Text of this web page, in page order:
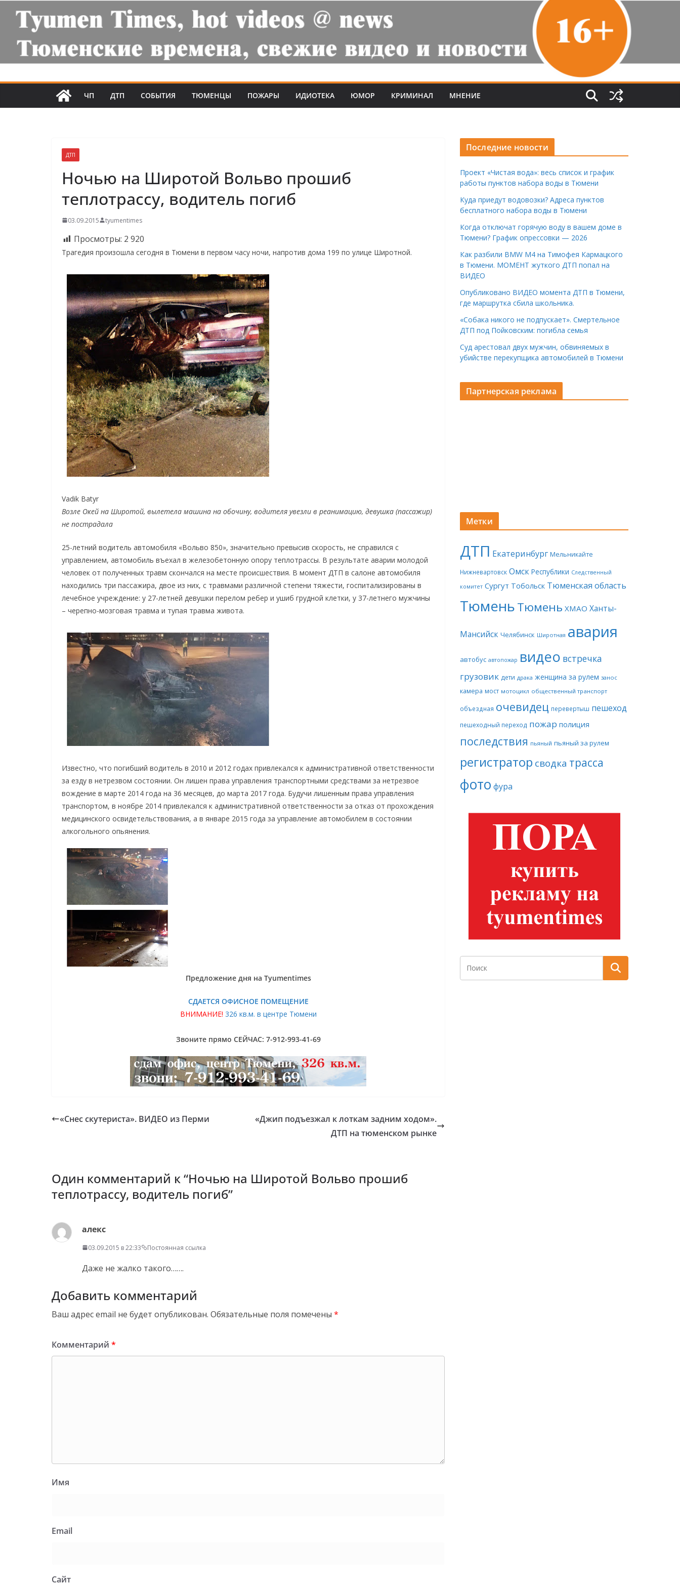
ЧП ДТП СОБЫТИЯ ТЮМЕНЦЫ ПОЖАРЫ ИДИОТЕКА ЮМОР КРИМИНАЛ МНЕНИЕ
ДТП
Ночью на Широтой Вольво прошиб
теплотрассу, водитель погиб
03.09.2015 tyumentimes
Просмотры: 2 920
Трагедия произошла сегодня в Тюмени в первом часу ночи, напротив дома 199 по улице Широтной.
Vadik Batyr
Возле Окей на Широтой, вылетела машина на обочину, водителя увезли в реанимацию, девушка (пассажир)
не пострадала
25-летний водитель автомобиля «Вольво 850», значительно превысив скорость, не справился с
управлением, автомобиль въехал в железобетонную опору теплотрассы. В результате аварии молодой
человек от полученных травм скончался на месте происшествия. В момент ДТП в салоне автомобиля
находились три пассажира, двое из них, с травмами различной степени тяжести, госпитализированы в
лечебное учреждение: у 27-летней девушки перелом ребер и ушиб грудной клетки, у 37-летнего мужчины
– черепно-мозговая травма и тупая травма живота.
Известно, что погибший водитель в 2010 и 2012 годах привлекался к административной ответственности
за езду в нетрезвом состоянии. Он лишен права управления транспортными средствами за нетрезвое
вождение в марте 2014 года на 36 месяцев, до марта 2017 года. Будучи лишенным права управления
транспортом, в ноябре 2014 привлекался к административной ответственности за отказ от прохождения
медицинского освидетельствования, а в январе 2015 года за управление автомобилем в состоянии
алкогольного опьянения.
Предложение дня на Tyumentimes
СДАЕТСЯ ОФИСНОЕ ПОМЕЩЕНИЕ
ВНИМАНИЕ! 326 кв.м. в центре Тюмени
Звоните прямо СЕЙЧАС: 7-912-993-41-69
«Снес скутериста». ВИДЕО из Перми
«Джип подъезжал к лоткам задним ходом».
ДТП на тюменском рынке
Один комментарий к “Ночью на Широтой Вольво прошиб
теплотрассу, водитель погиб”
алекс
03.09.2015 в 22:33 Постоянная ссылка
Даже не жалко такого…….
Добавить комментарий
Ваш адрес email не будет опубликован. Обязательные поля помечены *
Комментарий *
Имя
Email
Сайт
Последние новости
Проект «Чистая вода»: весь список и график
работы пунктов набора воды в Тюмени
Куда приедут водовозки? Адреса пунктов
бесплатного набора воды в Тюмени
Когда отключат горячую воду в вашем доме в
Тюмени? График опрессовки — 2026
Как разбили BMW M4 на Тимофея Кармацкого
в Тюмени. МОМЕНТ жуткого ДТП попал на
ВИДЕО
Опубликовано ВИДЕО момента ДТП в Тюмени,
где маршрутка сбила школьника.
«Собака никого не подпускает». Смертельное
ДТП под Пойковским: погибла семья
Суд арестовал двух мужчин, обвиняемых в
убийстве перекупщика автомобилей в Тюмени
Партнерская реклама
Метки
ДТП Екатеринбург Мельникайте
Нижневартовск Омск Республики Следственный
комитет Сургут Тобольск Тюменская область
ТюменьТюмень ХМАО Ханты-
Мансийск Челябинск Широтная авария
автобус автопожар видео встречка
грузовик дети драка женщина за рулем занос
камера мост мотоцикл общественный транспорт
объездная очевидец перевертыш пешеход
пешеходный переход пожар полиция
последствия пьяный пьяный за рулем
регистратор сводка трасса
фото фура